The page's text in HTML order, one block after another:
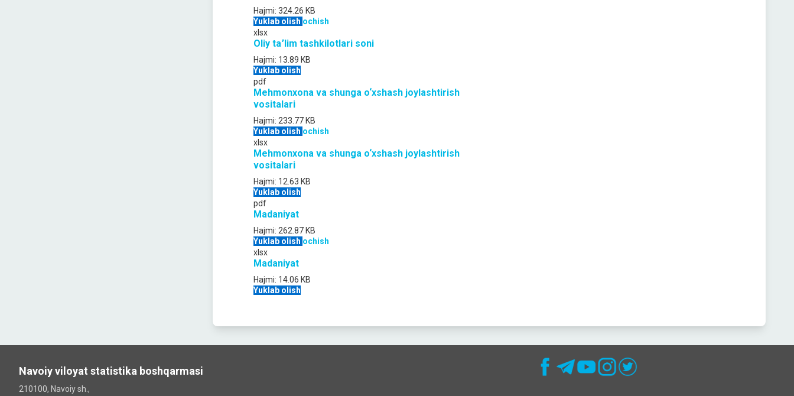
Hajmi: 324.26 KB
Yuklab olish ochish
xlsx
Oliy ta՚lim tashkilotlari soni
Hajmi: 13.89 KB
Yuklab olish
pdf
Mehmonxona va shunga o‘xshash joylashtirish
vositalari
Hajmi: 233.77 KB
Yuklab olish ochish
xlsx
Mehmonxona va shunga o‘xshash joylashtirish
vositalari
Hajmi: 12.63 KB
Yuklab olish
pdf
Madaniyat
Hajmi: 262.87 KB
Yuklab olish ochish
xlsx
Madaniyat
Hajmi: 14.06 KB
Yuklab olish
Navoiy viloyat statistika boshqarmasi
210100, Navoiy sh.,